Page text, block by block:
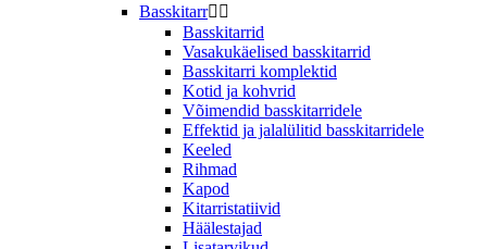
Basskitarr 
Basskitarrid
Vasakukäelised basskitarrid
Basskitarri komplektid
Kotid ja kohvrid
Võimendid basskitarridele
Effektid ja jalalülitid basskitarridele
Keeled
Rihmad
Kapod
Kitarristatiivid
Häälestajad